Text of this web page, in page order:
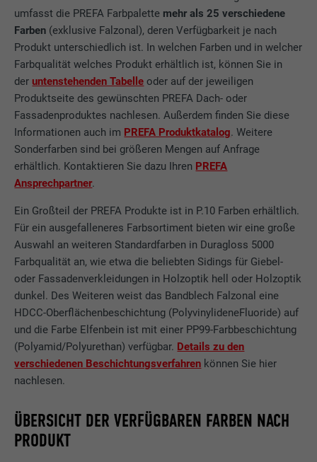
umfasst die PREFA Farbpalette mehr als 25 verschiedene
Farben (exklusive Falzonal), deren Verfügbarkeit je nach
Produkt unterschiedlich ist. In welchen Farben und in welcher
Farbqualität welches Produkt erhältlich ist, können Sie in
deruntenstehenden Tabelle oder auf der jeweiligen
Produktseite des gewünschten PREFA Dach- oder
Fassadenproduktes nachlesen. Außerdem finden Sie diese
Informationen auch im PREFA Produktkatalog. Weitere
Sonderfarben sind bei größeren Mengen auf Anfrage
erhältlich. Kontaktieren Sie dazu Ihren PREFA
Ansprechpartner.
Ein Großteil der PREFA Produkte ist in P.10 Farben erhältlich.
Für ein ausgefalleneres Farbsortiment bieten wir eine große
Auswahl an weiteren Standardfarben in Duragloss 5000
Farbqualität an, wie etwa die beliebten Sidings für Giebel-
oder Fassadenverkleidungen in Holzoptik hell oder Holzoptik
dunkel. Des Weiteren weist das Bandblech Falzonal eine
HDCC-Oberflächenbeschichtung (PolyvinylideneFluoride) auf
und die Farbe Elfenbein ist mit einer PP99-Farbbeschichtung
(Polyamid/Polyurethan) verfügbar. Details zu den
verschiedenen Beschichtungsverfahren können Sie hier
nachlesen.
ÜBERSICHT DER VERFÜGBAREN FARBEN NACH
PRODUKT